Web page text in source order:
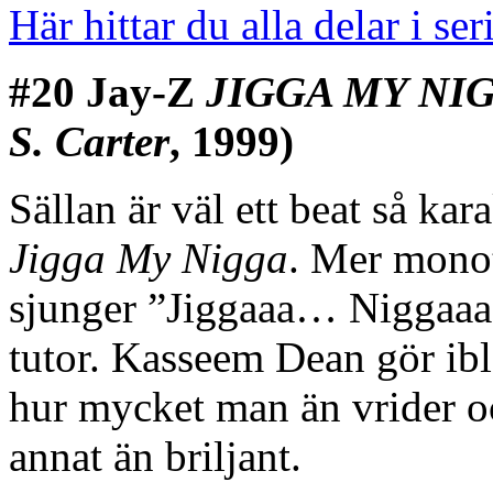
Här hittar du alla delar i
#20 Jay-Z JIGGA MY
S. Carter, 1999)
Sällan är väl ett beat så
Jigga My Nigga. Mer
sjunger ”Jiggaaa…
tutor. Kasseem Dean gör
hur mycket man än vrider
annat än briljant.